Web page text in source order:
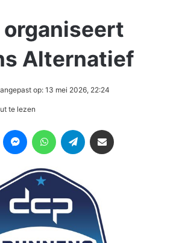
organiseert
Alternatief
op: 13 mei 2026, 22:24
te lezen